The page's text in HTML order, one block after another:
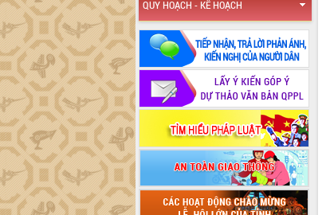
QUY HOẠCH - KẾ HOẠCH